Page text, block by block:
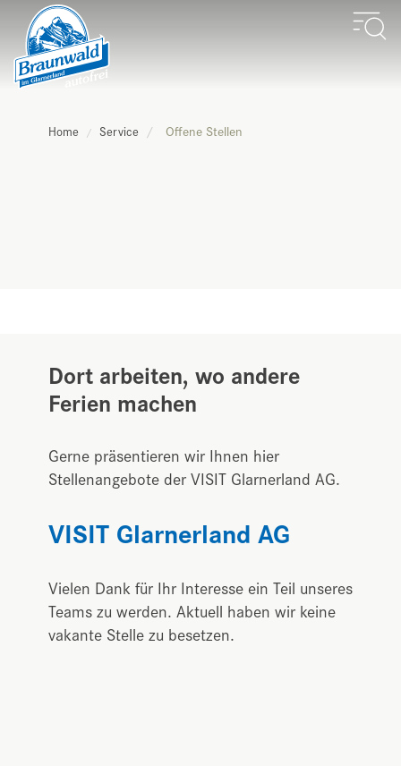
Home Service Offene Stellen
Dort arbeiten, wo andere
Ferien machen
Gerne präsentieren wir Ihnen hier
Stellenangebote der VISIT Glarnerland AG.
VISIT Glarnerland AG
Vielen Dank für Ihr Interesse ein Teil unseres
Teams zu werden. Aktuell haben wir keine
vakante Stelle zu besetzen.